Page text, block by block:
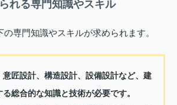
れる専門知識やスキル
専門知識やスキルが求められます。
意匠設計、構造設計、設備設計など、建
総合的な知識と技術が必要です。